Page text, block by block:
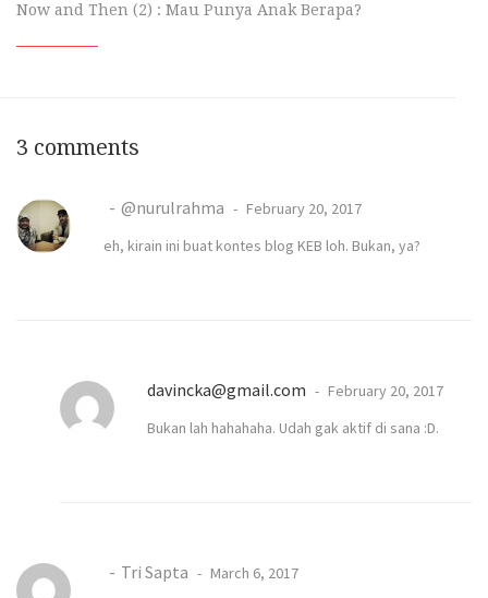
Now and Then (2) : Mau Punya Anak Berapa?
3 comments
@nurulrahma
February 20, 2017
eh, kirain ini buat kontes blog KEB loh. Bukan, ya?
davincka@gmail.com
February 20, 2017
Bukan lah hahahaha. Udah gak aktif di sana :D.
Tri Sapta
March 6, 2017